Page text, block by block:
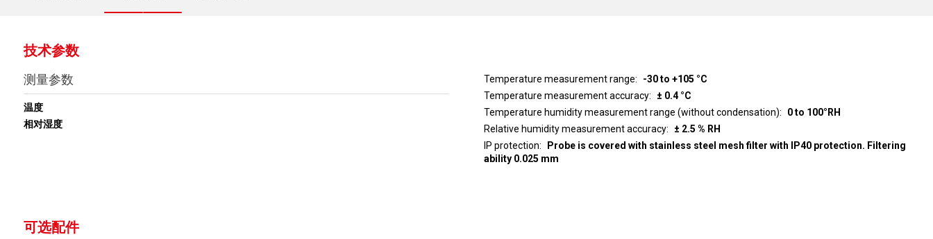
技术参数
测量参数
温度
相对湿度
Temperature measurement range
-30 to +105 °C
Temperature measurement accuracy
± 0.4 °C
Temperature humidity measurement range (without condensation)
0 to 100°RH
Relative humidity measurement accuracy
± 2.5 % RH
IP protection
Probe is covered with stainless steel mesh filter with IP40 protection. Filtering
ability 0.025 mm
可选配件